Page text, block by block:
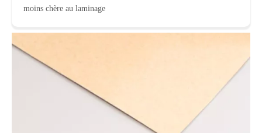
moins chère au laminage